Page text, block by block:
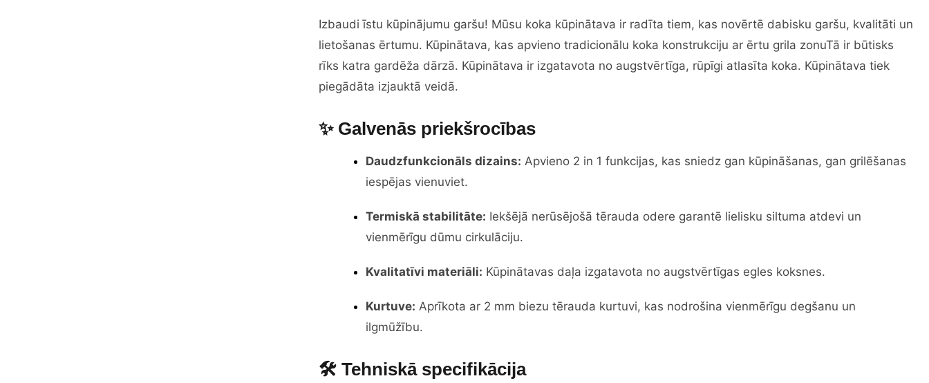
Izbaudi īstu kūpinājumu garšu! Mūsu koka kūpinātava ir radīta tiem, kas novērtē dabisku garšu, kvalitāti un
lietošanas ērtumu. Kūpinātava, kas apvieno tradicionālu koka konstrukciju ar ērtu grila zonuTā ir būtisks
rīks katra gardēža dārzā. Kūpinātava ir izgatavota no augstvērtīga, rūpīgi atlasīta koka. Kūpinātava tiek
piegādāta izjauktā veidā.
✨ Galvenās priekšrocības
Daudzfunkcionāls dizains: Apvieno 2 in 1 funkcijas, kas sniedz gan kūpināšanas, gan grilēšanas
iespējas vienuviet.
Termiskā stabilitāte: Iekšējā nerūsējošā tērauda odere garantē lielisku siltuma atdevi un
vienmērīgu dūmu cirkulāciju.
Kvalitatīvi materiāli: Kūpinātavas daļa izgatavota no augstvērtīgas egles koksnes.
Kurtuve: Aprīkota ar 2 mm biezu tērauda kurtuvi, kas nodrošina vienmērīgu degšanu un
ilgmūžību.
🛠 Tehniskā specifikācija